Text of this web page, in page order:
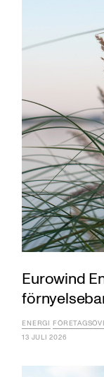
Eurowind
ENERGI
13 JULI 2026